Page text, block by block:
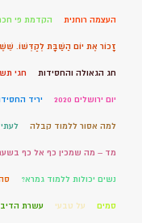
העצמה רוחנית הקדמת פי
זָכוֹר אֶת יוֹם הַשַּׁבָּת לְקַדְּשׁוֹ.
חג הגאולה והחסידות חגי
יום ירושלים 2020 יריד
למה אסור ללמוד קבלה
מד – מה שמכין כף אל כף
נשים יכולות ללמוד גמרא?
סמים על טבעי עשרת